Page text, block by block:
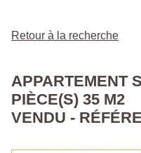
Retour à la recherche
APPARTEMENT
PIÈCE(S) 35 M2
VENDU -